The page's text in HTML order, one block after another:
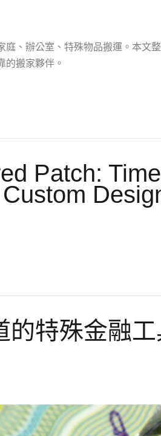
庭、辦公室、特殊物品搬運。本文
的搬家夥伴。
Patch:
的特殊金融